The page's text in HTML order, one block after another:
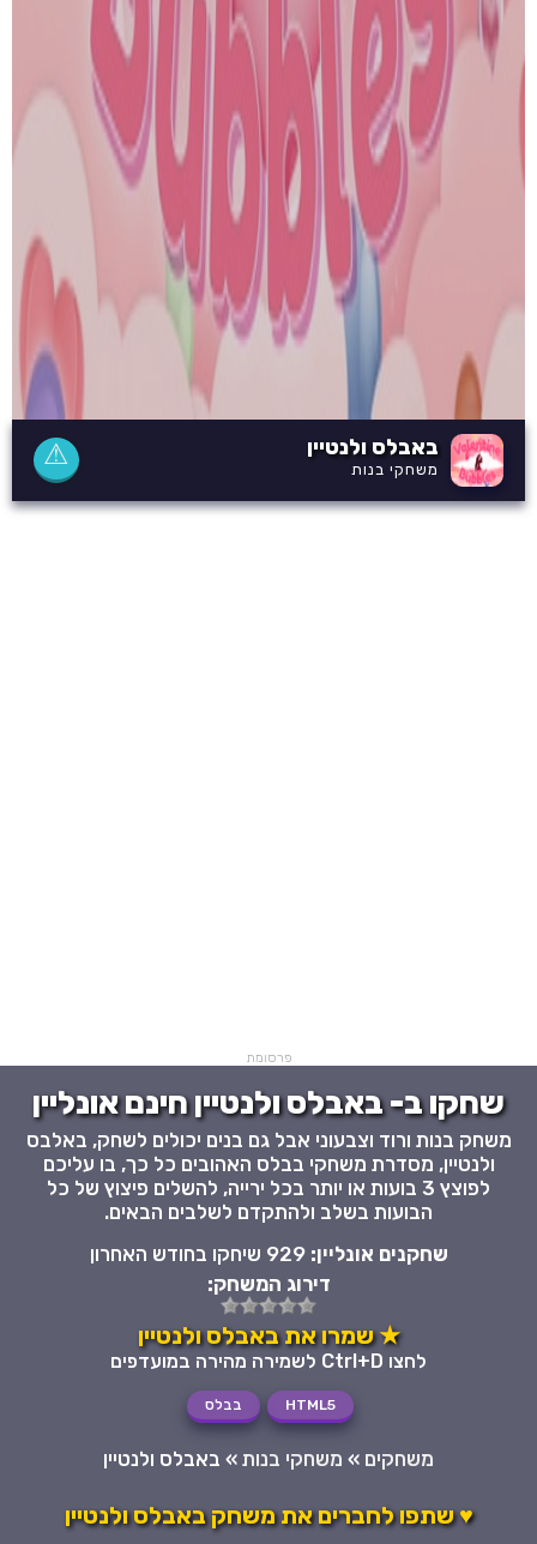
באבלס ולנטיין
משחקי בנות ⚠
פרסומת
שחקו ב- באבלס ולנטיין חינם אונליין
משחק בנות ורוד וצבעוני אבל גם בנים יכולים לשחק, באלבס
ולנטיין, מסדרת משחקי בבלס האהובים כל כך, בו עליכם
לפוצץ 3 בועות או יותר בכל ירייה, להשלים פיצוץ של כל
הבועות בשלב ולהתקדם לשלבים הבאים.
שחקנים אונליין:929 שיחקו בחודש האחרון
דירוג המשחק:
★ שמרו את באבלס ולנטיין
לחצו Ctrl+D לשמירה מהירה במועדפים
HTML5 בבלס
משחקים » משחקי בנות » באבלס ולנטיין
♥ שתפו לחברים את משחק באבלס ולנטיין